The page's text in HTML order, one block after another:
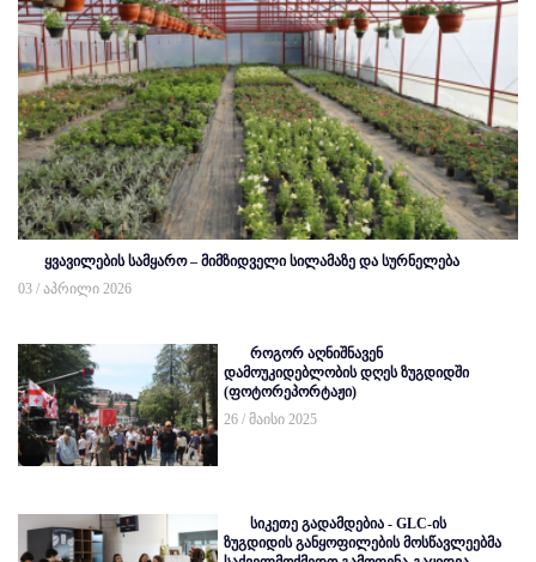
ყვავილების სამყარო – მიმზიდველი სილამაზე და სურნელება
03 / აპრილი 2026
როგორ აღნიშნავენ
დამოუკიდებლობის დღეს ზუგდიდში
(ფოტორეპორტაჟი)
26 / მაისი 2025
სიკეთე გადამდებია - GLC-ის
ზუგდიდის განყოფილების მოსწავლეებმა